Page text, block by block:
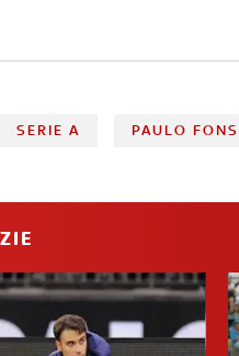
SERIE A PAULO